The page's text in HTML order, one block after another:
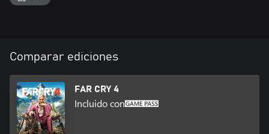
desde arriba en el totalmente nuevo girocóptero y vuelve a la
• NUEVAS ARMAS DE GRAN ALCANCE: Elige el arma adecuada
para el trabajo, sin importar cuán loco o impredecible pueda ser
el trabajo. Con un arsenal muy variado, estarás preparado para
cualquier cosa.
Comparar ediciones
FAR CRY 4
Incluido con